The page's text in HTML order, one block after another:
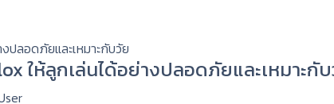
ให้ลูกเล่นได้อย่างปลอดภัยและเหมาะกั